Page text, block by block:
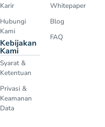
Karir
Hubungi
Kami
Kebijakan
Kami
Syarat &
Ketentuan
Privasi &
Keamanan
Data
Whitepaper
Blog
FAQ